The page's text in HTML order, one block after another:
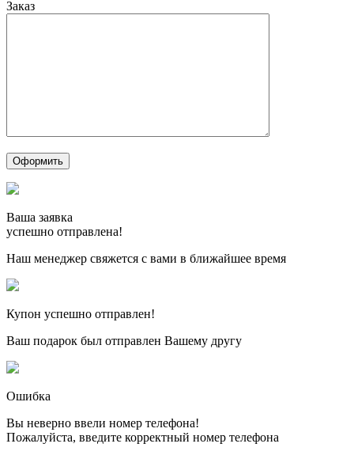
Заказ
Ваша заявка
успешно отправлена!
Наш менеджер свяжется с вами в ближайшее время
Купон успешно отправлен!
Ваш подарок был отправлен Вашему другу
Ошибка
Вы неверно ввели номер телефона!
Пожалуйста, введите корректный номер телефона